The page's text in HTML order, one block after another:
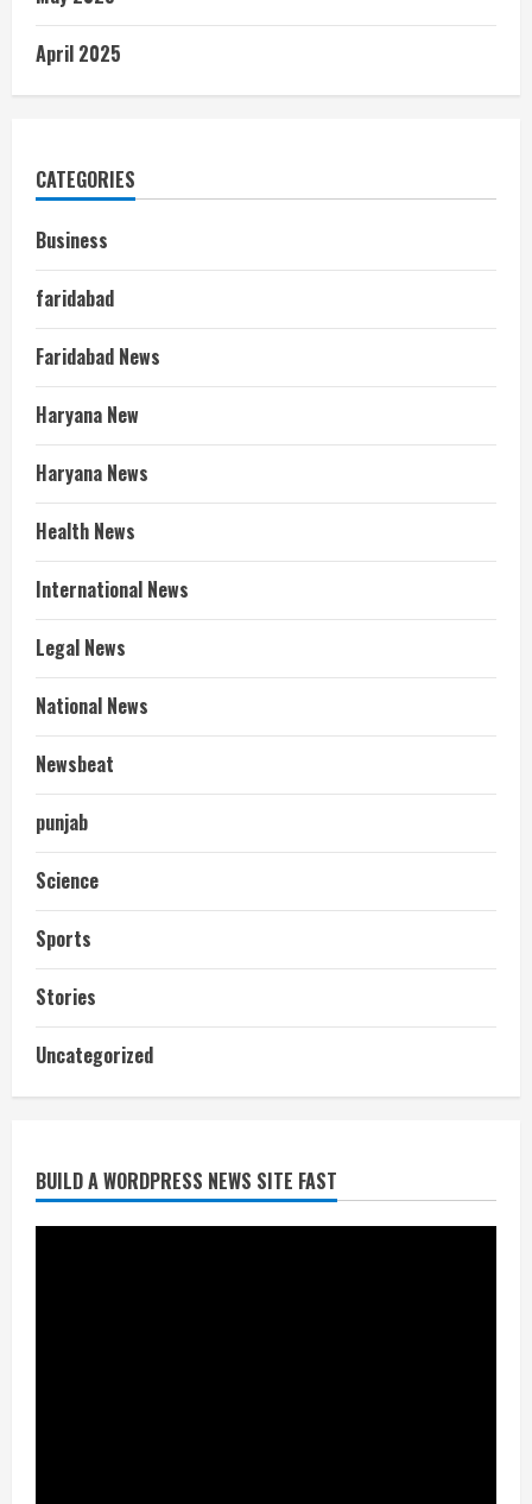
April 2025
CATEGORIES
Business
faridabad
Faridabad News
Haryana New
Haryana News
Health News
International News
Legal News
National News
Newsbeat
punjab
Science
Sports
Stories
Uncategorized
BUILD A WORDPRESS NEWS SITE FAST
July 24, 2026
निर्धारित मानक व नियम का बारीकी से किया
जाएगा परीक्षण, तब कार्रवाई